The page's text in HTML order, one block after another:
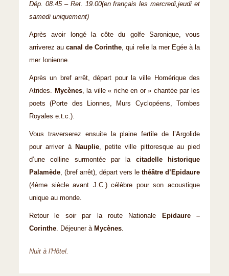
Dép. 08.45 – Ret. 19.00(en français les mercredi,jeudi et
samedi uniquement)
Après avoir longé la côte du golfe Saronique, vous
arriverez aucanal de Corinthe, qui relie la mer Egée à la
mer Ionienne.
Après un bref arrêt, départ pour la ville Homérique des
Atrides. Mycènes, la ville « riche en or » chantée par les
poets (Porte des Lionnes, Murs Cyclopéens, Tombes
Royales e.t.c.).
Vous traverserez ensuite la plaine fertile de l’Argolide
pour arriver à Nauplie, petite ville pittoresque au pied
d’une colline surmontée par la citadelle historique
Palamède, (bref arrêt), départ vers le théâtre d’Epidaure
(4ème siècle avant J.C.) célèbre pour son acoustique
unique au monde.
Retour le soir par la route Nationale Epidaure –
Corinthe. Déjeuner à Mycènes.
Nuit à l'Hôtel.